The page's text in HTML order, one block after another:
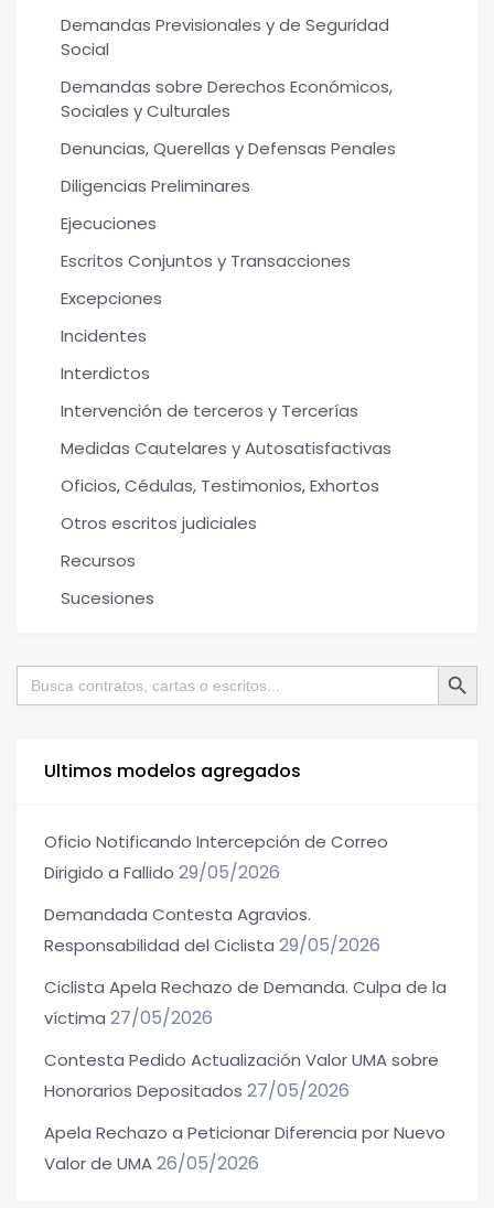
Demandas Previsionales y de Seguridad
Social
Demandas sobre Derechos Económicos,
Sociales y Culturales
Denuncias, Querellas y Defensas Penales
Diligencias Preliminares
Ejecuciones
Escritos Conjuntos y Transacciones
Excepciones
Incidentes
Interdictos
Intervención de terceros y Tercerías
Medidas Cautelares y Autosatisfactivas
Oficios, Cédulas, Testimonios, Exhortos
Otros escritos judiciales
Recursos
Sucesiones
Buscar: Botón de
Ultimos modelos agregados
Oficio Notificando Intercepción de Correo
Dirigido a Fallido 29/05/2026
Demandada Contesta Agravios.
Responsabilidad del Ciclista 29/05/2026
Ciclista Apela Rechazo de Demanda. Culpa de la
víctima 27/05/2026
Contesta Pedido Actualización Valor UMA sobre
Honorarios Depositados 27/05/2026
Apela Rechazo a Peticionar Diferencia por Nuevo
Valor de UMA26/05/2026